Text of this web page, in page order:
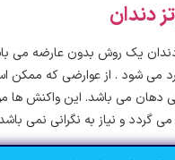
دندان
دندان یک روش بدون عارضه می
می شود . از عوارضی که ممکن
دهان می باشد. این واکنش ها
گردد و نیاز به نگرانی نمی